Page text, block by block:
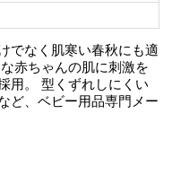
でなく肌寒い春秋にも適
赤ちゃんの肌に刺激を
用。 型くずれしにくい
ど、ベビー用品専門メー